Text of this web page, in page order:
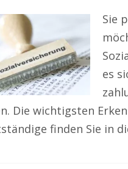
Sie
es
Die wichtigsten
finden Sie in